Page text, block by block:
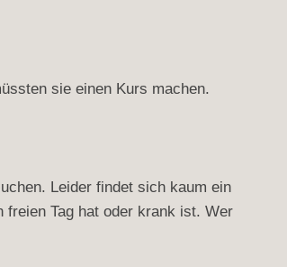
sie einen Kurs machen.
Leider findet sich kaum ein
Tag hat oder krank ist. Wer